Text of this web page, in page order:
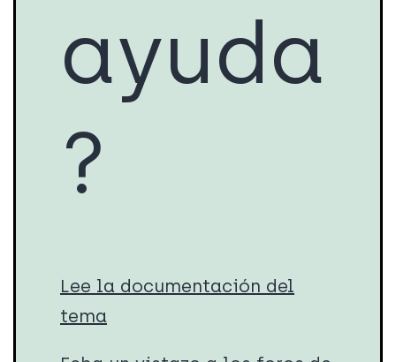
ayuda
?
Lee la documentación del
tema